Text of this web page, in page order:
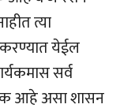
त्या
करण्यात येईल
सर्व
आहे असा शासन